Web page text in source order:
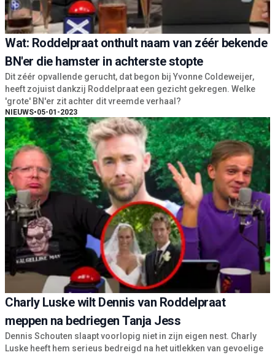
Wat: Roddelpraat onthult naam van zéér bekende
BN'er die hamster in achterste stopte
Dit zéér opvallende gerucht, dat begon bij Yvonne Coldeweijer,
heeft zojuist dankzij Roddelpraat een gezicht gekregen. Welke
'grote' BN'er zit achter dit vreemde verhaal?
NIEUWS•05-01-2023
Charly Luske wilt Dennis van Roddelpraat
meppen na bedriegen Tanja Jess
Dennis Schouten slaapt voorlopig niet in zijn eigen nest. Charly
Luske heeft hem serieus bedreigd na het uitlekken van gevoelige